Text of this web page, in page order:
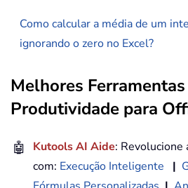
Como calcular a média de um
ignorando o zero no Excel?
Melhores
Produtividade para
🤖 Kutools AI Aide: Revolucione
com: Execução Inteligente |